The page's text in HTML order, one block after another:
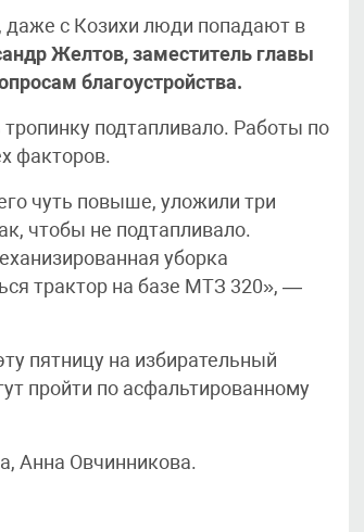
даже с Козихи люди попадают в
Желтов, заместитель главы
благоустройства.
подтапливало. Работы по
факторов.
чуть повыше, уложили три
чтобы не подтапливало.
уборка
трактор на базе МТЗ 320», —
пятницу на избирательный
пройти по асфальтированному
Анна Овчинникова.